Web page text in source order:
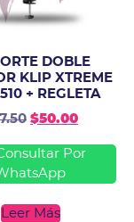
DOBLE
KLIP XTREME
+ REGLETA
$50.00
Por
Leer Más